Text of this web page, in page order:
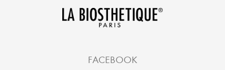
FACEBOOK